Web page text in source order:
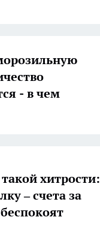
- в чем
хитрости:
– счета за